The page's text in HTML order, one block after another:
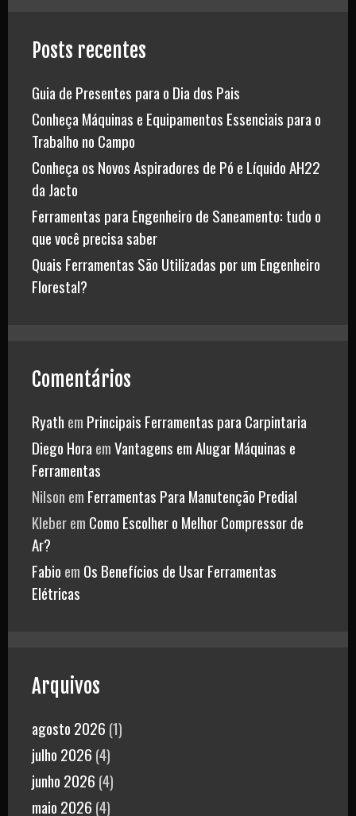
Eficiente?
Posts recentes
Guia de Presentes para o Dia dos Pais
Conheça Máquinas e Equipamentos Essenciais para o
Trabalho no Campo
Conheça os Novos Aspiradores de Pó e Líquido AH22
da Jacto
Ferramentas para Engenheiro de Saneamento: tudo o
que você precisa saber
Quais Ferramentas São Utilizadas por um Engenheiro
Florestal?
Comentários
Ryath em Principais Ferramentas para Carpintaria
Diego Hora emVantagens em Alugar Máquinas e
Ferramentas
Nilson em Ferramentas Para Manutenção Predial
Kleberem Como Escolher o Melhor Compressor de
Ar?
Fabio em Os Benefícios de Usar Ferramentas
Elétricas
Arquivos
agosto 2026 (1)
julho 2026 (4)
junho 2026 (4)
maio 2026 (4)